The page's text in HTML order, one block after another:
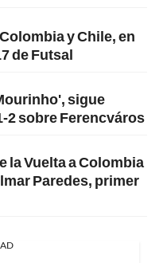
y Chile, en
de Futsal
sigue
2 sobre Ferencváros
la Vuelta a Colombia
Paredes, primer